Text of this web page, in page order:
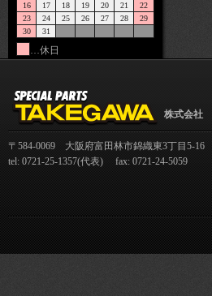
16
17 18 19 20 21
22
23
24 25 26 27 28
29
30
31
…休日
株式会社
〒584-0069 大阪府富田林市錦織東3丁目5-16
tel: 0721-25-1357(代表) fax: 0721-24-5059